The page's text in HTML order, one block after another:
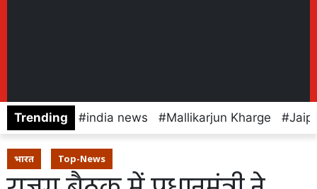
Trending india news Mallikarjun Kharge
भारत Top-News